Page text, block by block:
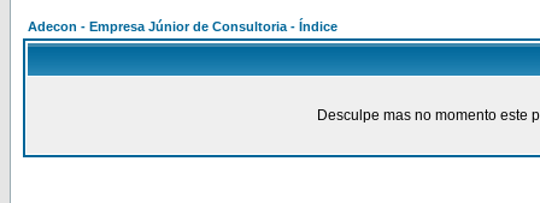
Adecon - Empresa Júnior de Consultoria - Índice
Desculpe mas no momento este